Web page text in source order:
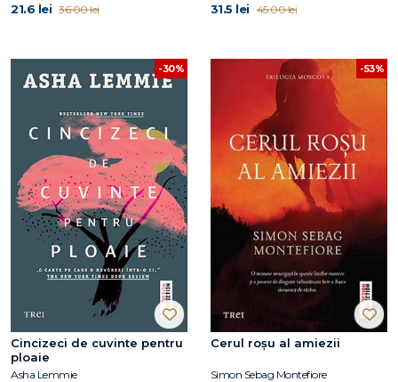
21.6 lei 36.00 lei 31.5 lei 45.00 lei
-30%
Cincizeci de cuvinte pentru
ploaie
Asha Lemmie
-53%
Cerul roșu al amiezii
Simon Sebag Montefiore